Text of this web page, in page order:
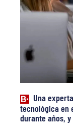
Una
tecnológica en
durante años,